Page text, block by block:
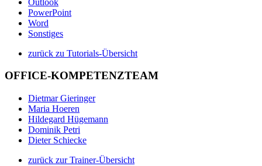
PowerPoint
Word
Sonstiges
zurück zu Tutorials-Übersicht
OFFICE-KOMPETENZTEAM
Dietmar Gieringer
Maria Hoeren
Hildegard Hügemann
Dominik Petri
Dieter Schiecke
zurück zur Trainer-Übersicht